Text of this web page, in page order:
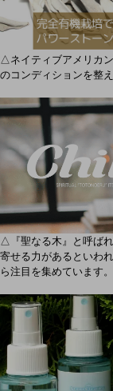
△ネイティブアメリカ
のコンディションを整
△『聖なる木』と呼ば
寄せる力があるといわ
ら注目を集めています。